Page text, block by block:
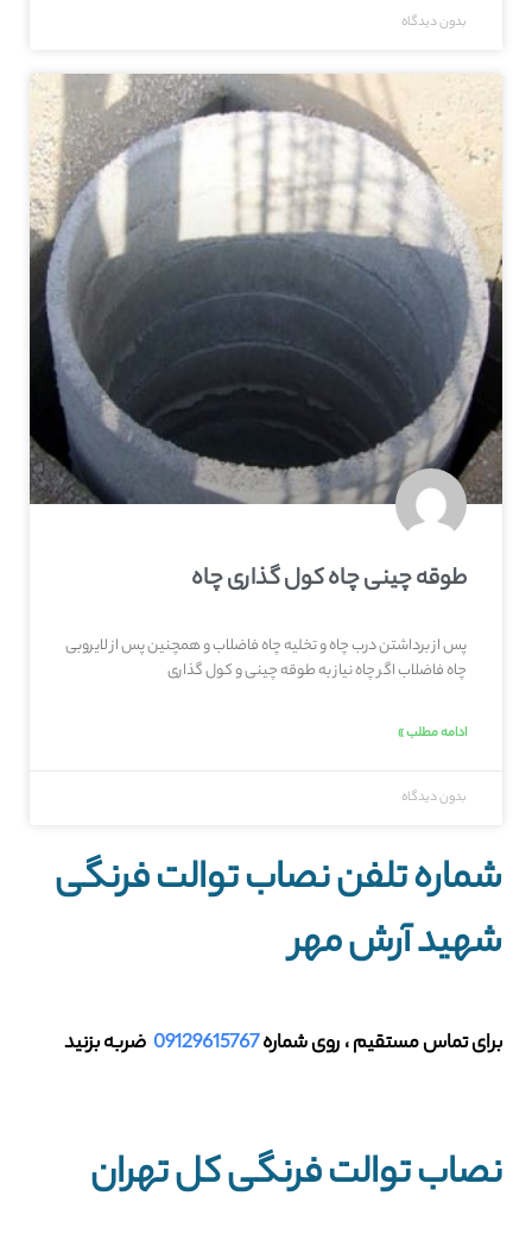
بدون دیدگاه
طوقه چینی چاه کول گذاری چاه
پس از برداشتن درب چاه و تخلیه چاه فاضلاب و همچنین پس از لایروبی
چاه فاضلاب اگر چاه نیاز به طوقه چینی و کول گذاری
ادامه مطلب »
بدون دیدگاه
شماره تلفن نصاب توالت فرنگی
شهيد آرش مهر
برای تماس مستقیم ، روی شماره09129615767 ضربه بزنید
نصاب توالت فرنگی کل تهران